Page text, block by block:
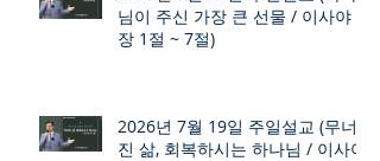
님이 주신 가장 큰 선물 / 이사야 9
장 1절 ~ 7절)
2026년 7월 19일 주일설교 (무너
진 삶, 회복하시는 하나님 / 이사야